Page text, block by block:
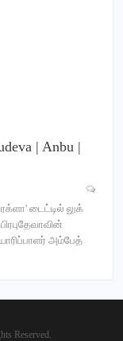
| Anbu |
டைட்டில் லுக்
அம்பேத்
Reserved.